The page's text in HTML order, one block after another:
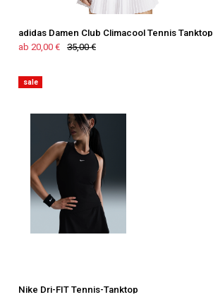
adidas Damen Club Climacool Tennis Tanktop
ab 20,00 €
35,00 €
sale
Nike Dri-FIT Tennis-Tanktop